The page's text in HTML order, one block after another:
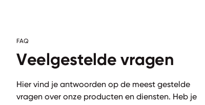
FAQ
Veelgestelde vragen
Hier vind je antwoorden op de meest gestelde
vragen over onze producten en diensten. Heb je